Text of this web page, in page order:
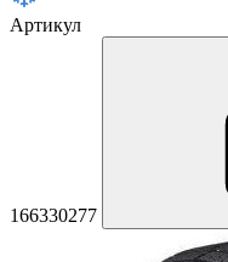
Артикул
166330277